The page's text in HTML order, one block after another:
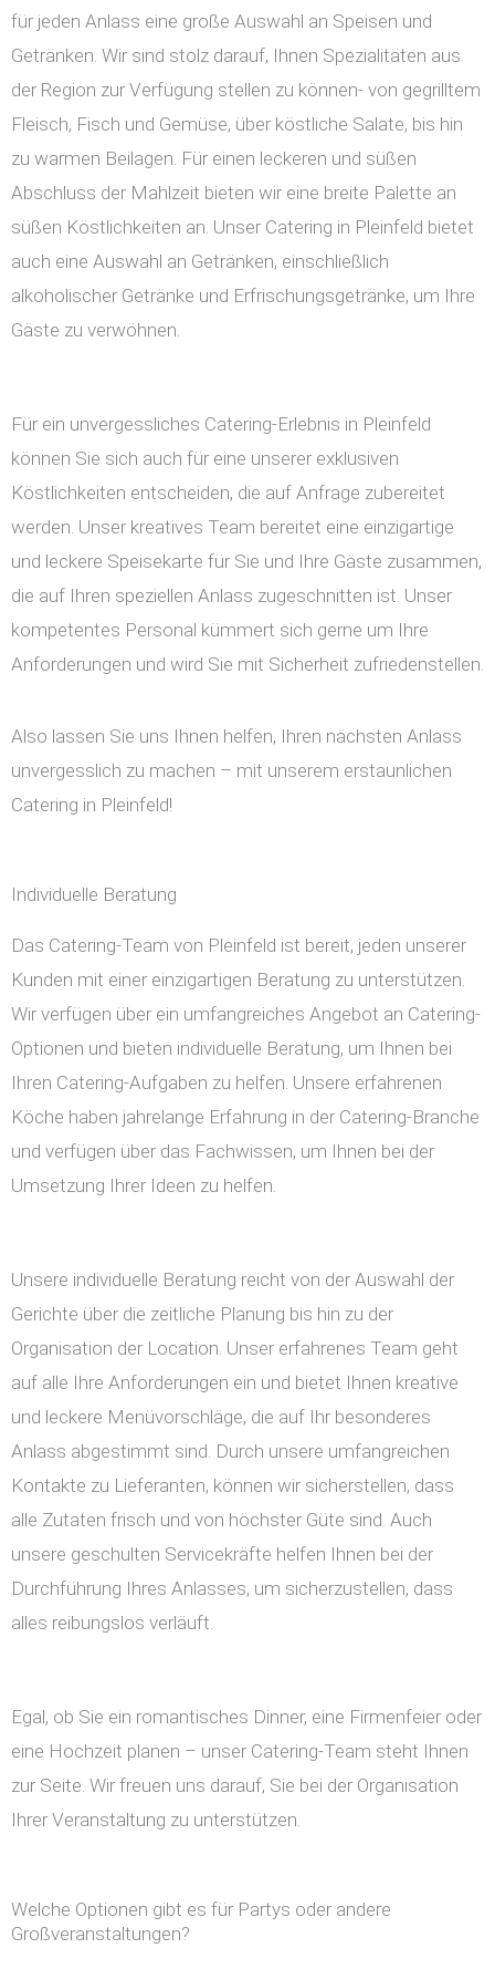
für jeden Anlass eine große Auswahl an Speisen und
Getränken. Wir sind stolz darauf, Ihnen Spezialitäten aus
der Region zur Verfügung stellen zu können- von gegrilltem
Fleisch, Fisch und Gemüse, über köstliche Salate, bis hin
zu warmen Beilagen. Für einen leckeren und süßen
Abschluss der Mahlzeit bieten wir eine breite Palette an
süßen Köstlichkeiten an. Unser Catering in Pleinfeld bietet
auch eine Auswahl an Getränken, einschließlich
alkoholischer Getränke und Erfrischungsgetränke, um Ihre
Gäste zu verwöhnen.
Für ein unvergessliches Catering-Erlebnis in Pleinfeld
können Sie sich auch für eine unserer exklusiven
Köstlichkeiten entscheiden, die auf Anfrage zubereitet
werden. Unser kreatives Team bereitet eine einzigartige
und leckere Speisekarte für Sie und Ihre Gäste zusammen,
die auf Ihren speziellen Anlass zugeschnitten ist. Unser
kompetentes Personal kümmert sich gerne um Ihre
Anforderungen und wird Sie mit Sicherheit zufriedenstellen.
Also lassen Sie uns Ihnen helfen, Ihren nächsten Anlass
unvergesslich zu machen – mit unserem erstaunlichen
Catering in Pleinfeld!
Individuelle Beratung
Das Catering-Team von Pleinfeld ist bereit, jeden unserer
Kunden mit einer einzigartigen Beratung zu unterstützen.
Wir verfügen über ein umfangreiches Angebot an Catering-
Optionen und bieten individuelle Beratung, um Ihnen bei
Ihren Catering-Aufgaben zu helfen. Unsere erfahrenen
Köche haben jahrelange Erfahrung in der Catering-Branche
und verfügen über das Fachwissen, um Ihnen bei der
Umsetzung Ihrer Ideen zu helfen.
Unsere individuelle Beratung reicht von der Auswahl der
Gerichte über die zeitliche Planung bis hin zu der
Organisation der Location. Unser erfahrenes Team geht
auf alle Ihre Anforderungen ein und bietet Ihnen kreative
und leckere Menüvorschläge, die auf Ihr besonderes
Anlass abgestimmt sind. Durch unsere umfangreichen
Kontakte zu Lieferanten, können wir sicherstellen, dass
alle Zutaten frisch und von höchster Güte sind. Auch
unsere geschulten Servicekräfte helfen Ihnen bei der
Durchführung Ihres Anlasses, um sicherzustellen, dass
alles reibungslos verläuft.
Egal, ob Sie ein romantisches Dinner, eine Firmenfeier oder
eine Hochzeit planen – unser Catering-Team steht Ihnen
zur Seite. Wir freuen uns darauf, Sie bei der Organisation
Ihrer Veranstaltung zu unterstützen.
Welche Optionen gibt es für Partys oder andere
Großveranstaltungen?